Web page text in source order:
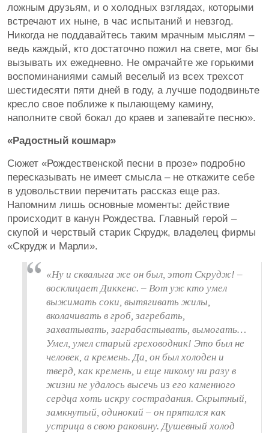
ложным друзьям, и о холодных взглядах, которыми
встречают их ныне, в час испытаний и невзгод.
Никогда не поддавайтесь таким мрачным мыслям –
ведь каждый, кто достаточно пожил на свете, мог бы
вызывать их ежедневно. Не омрачайте же горькими
воспоминаниями самый веселый из всех трехсот
шестидесяти пяти дней в году, а лучше пододвиньте
кресло свое поближе к пылающему камину,
наполните свой бокал до краев и запевайте песню».
«Радостный кошмар»
Сюжет «Рождественской песни в прозе» подробно
пересказывать не имеет смысла – не откажите себе
в удовольствии перечитать рассказ еще раз.
Напомним лишь основные моменты: действие
происходит в канун Рождества. Главный герой –
скупой и черствый старик Скрудж, владелец фирмы
«Скрудж и Марли».
«Ну и сквалыга же он был, этот Скрудж! –
восклицает Диккенс. – Вот уж кто умел
выжимать соки, вытягивать жилы,
вколачивать в гроб, загребать,
захватывать, заграбастывать, вымогать…
Умел, умел старый греховодник! Это был не
человек, а кремень. Да, он был холоден и
тверд, как кремень, и еще никому ни разу в
жизни не удалось высечь из его каменного
сердца хоть искру сострадания. Скрытный,
замкнутый, одинокий – он прятался как
устрица в свою раковину. Душевный холод